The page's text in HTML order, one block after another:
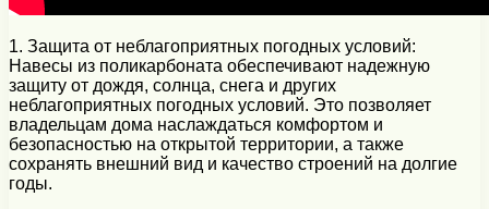
1. Защита от неблагоприятных погодных условий:
Навесы из поликарбоната обеспечивают надежную
защиту от дождя, солнца, снега и других
неблагоприятных погодных условий. Это позволяет
владельцам дома наслаждаться комфортом и
безопасностью на открытой территории, а также
сохранять внешний вид и качество строений на долгие
годы.